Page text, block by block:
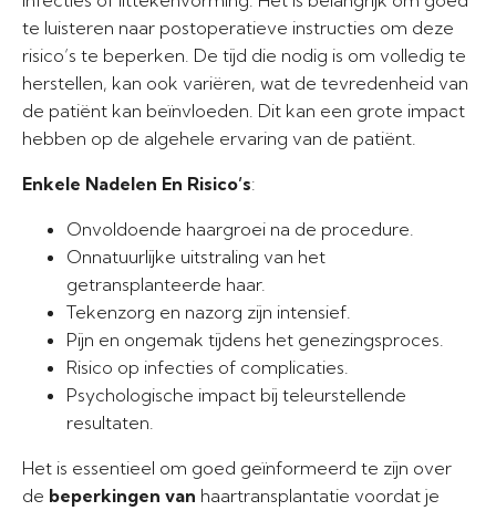
te luisteren naar postoperatieve instructies om deze
risico’s te beperken. De tijd die nodig is om volledig te
herstellen, kan ook variëren, wat de tevredenheid van
de patiënt kan beïnvloeden. Dit kan een grote impact
hebben op de algehele ervaring van de patiënt.
Enkele Nadelen En Risico’s:
Onvoldoende haargroei na de procedure.
Onnatuurlijke uitstraling van het
getransplanteerde haar.
Tekenzorg en nazorg zijn intensief.
Pijn en ongemak tijdens het genezingsproces.
Risico op infecties of complicaties.
Psychologische impact bij teleurstellende
resultaten.
Het is essentieel om goed geïnformeerd te zijn over
de beperkingen van haartransplantatie voordat je